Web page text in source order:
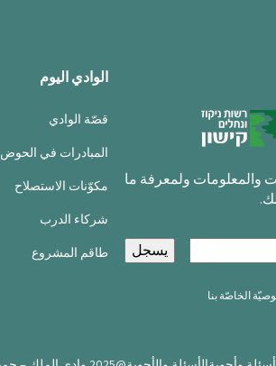
والمعلومات ولمعرفة ما
الخاصّة بنا
الوادي اليوم
قصّة الوادي
المبادرات في الحوض
مكوّنات الاستصلاح
شركاء الدرب
طاقم المشروع